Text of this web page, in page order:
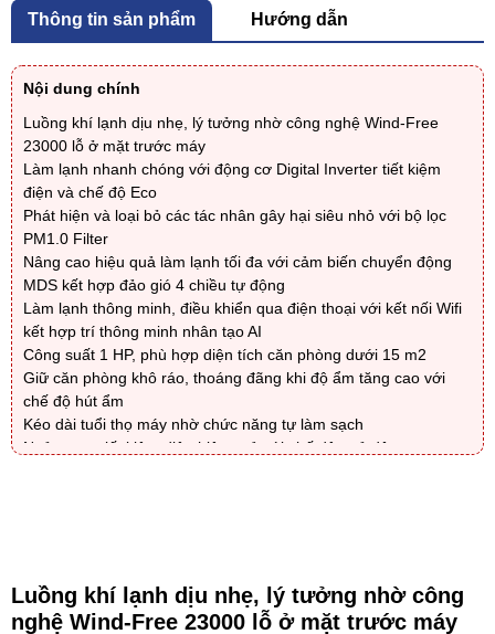
Thông tin sản phẩm Hướng dẫn
Nội dung chính
Luồng khí lạnh dịu nhẹ, lý tưởng nhờ công nghệ Wind-Free
23000 lỗ ở mặt trước máy
Làm lạnh nhanh chóng với động cơ Digital Inverter tiết kiệm
điện và chế độ Eco
Phát hiện và loại bỏ các tác nhân gây hại siêu nhỏ với bộ lọc
PM1.0 Filter
Nâng cao hiệu quả làm lạnh tối đa với cảm biến chuyển động
MDS kết hợp đảo gió 4 chiều tự động
Làm lạnh thông minh, điều khiển qua điện thoại với kết nối Wifi
kết hợp trí thông minh nhân tạo AI
Công suất 1 HP, phù hợp diện tích căn phòng dưới 15 m2
Giữ căn phòng khô ráo, thoáng đãng khi độ ẩm tăng cao với
chế độ hút ẩm
Kéo dài tuổi thọ máy nhờ chức năng tự làm sạch
Ngủ ngon, tiết kiệm điện hiệu quả với chế độ ngủ đêm
Luồng khí lạnh dịu nhẹ, lý tưởng nhờ công
nghệ Wind-Free 23000 lỗ ở mặt trước máy